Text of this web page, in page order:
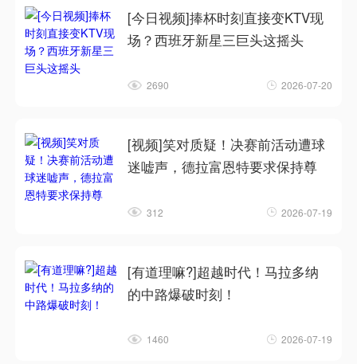
[今日视频]捧杯时刻直接变KTV现
场？西班牙新星三巨头这摇头
2690 2026-07-20
[视频]笑对质疑！决赛前活动遭球
迷嘘声，德拉富恩特要求保持尊
312 2026-07-19
[有道理嘛?]超越时代！马拉多纳
的中路爆破时刻！
1460 2026-07-19